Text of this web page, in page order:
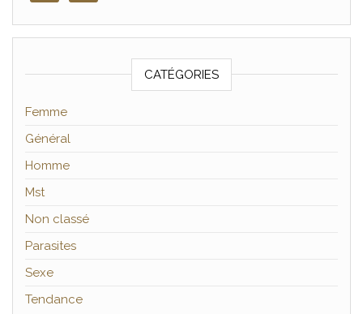
CATÉGORIES
Femme
Général
Homme
Mst
Non classé
Parasites
Sexe
Tendance